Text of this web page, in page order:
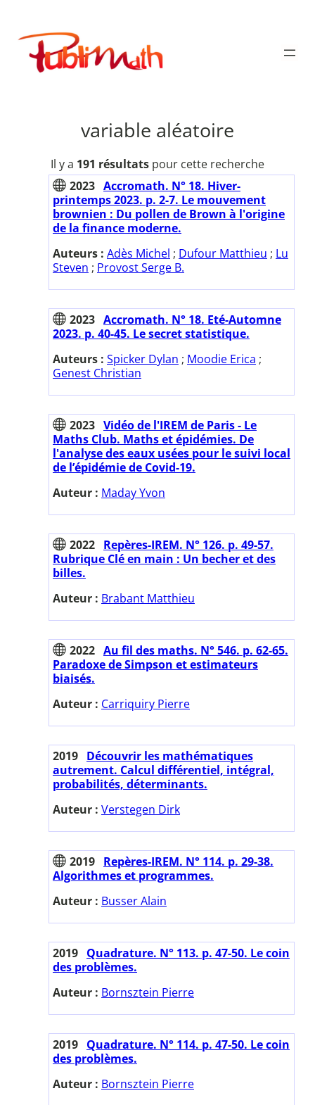
contenu
Publimath
variable aléatoire
Il y a 191 résultats pour cette recherche
2023 Accromath. N° 18. Hiver-
printemps 2023. p. 2-7. Le mouvement
brownien : Du pollen de Brown à l'origine
de la finance moderne.
Auteurs : Adès Michel ; Dufour Matthieu ; Lu
Steven ; Provost Serge B.
2023 Accromath. N° 18. Eté-Automne
2023. p. 40-45. Le secret statistique.
Auteurs : Spicker Dylan ; Moodie Erica ;
Genest Christian
2023 Vidéo de l'IREM de Paris - Le
Maths Club. Maths et épidémies. De
l'analyse des eaux usées pour le suivi local
de l’épidémie de Covid-19.
Auteur : Maday Yvon
2022 Repères-IREM. N° 126. p. 49-57.
Rubrique Clé en main : Un becher et des
billes.
Auteur : Brabant Matthieu
2022 Au fil des maths. N° 546. p. 62-65.
Paradoxe de Simpson et estimateurs
biaisés.
Auteur : Carriquiry Pierre
2019 Découvrir les mathématiques
autrement. Calcul différentiel, intégral,
probabilités, déterminants.
Auteur : Verstegen Dirk
2019 Repères-IREM. N° 114. p. 29-38.
Algorithmes et programmes.
Auteur : Busser Alain
2019 Quadrature. N° 113. p. 47-50. Le coin
des problèmes.
Auteur : Bornsztein Pierre
2019 Quadrature. N° 114. p. 47-50. Le coin
des problèmes.
Auteur : Bornsztein Pierre